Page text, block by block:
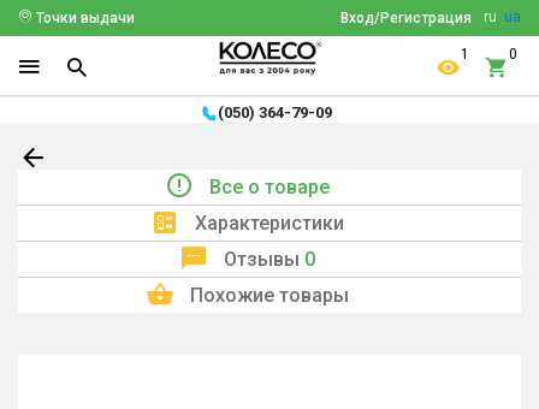
ru ua
Вход/Регистрация
Точки выдачи
1 0
(050) 364-79-09
Все о товаре
Характеристики
Отзывы 0
Похожие товары